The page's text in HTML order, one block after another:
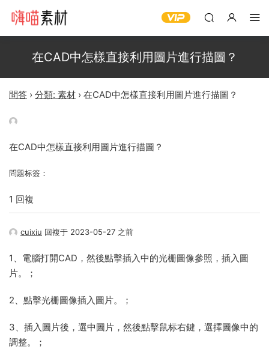
在CAD中怎樣直接利用圖片進行描圖？
問答 › 分類: 素材 › 在CAD中怎樣直接利用圖片進行描圖？
在CAD中怎樣直接利用圖片進行描圖？
問題标簽：
1 回複
cuixiu 回複于 2023-05-27 之前
1、電腦打開CAD，然後點擊插入中的光栅圖像參照，插入圖
片。；
2、點擊光栅圖像插入圖片。；
3、插入圖片後，選中圖片，然後點擊鼠标右鍵，選擇圖像中的
調整。；